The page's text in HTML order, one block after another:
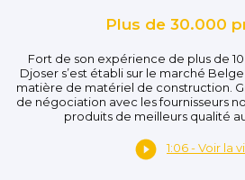
Plus de 30.000
Fort de son expérience de plus de
Djoser s’est établi sur le marché
matière de matériel de construction.
de négociation avec les fournisseurs
produits de meilleurs qualité
1:06 - Voir la